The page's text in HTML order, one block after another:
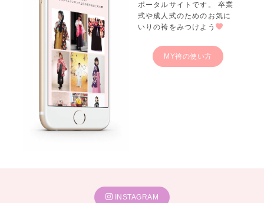
ポータルサイトです。 卒業
式や成人式のためのお気に
いりの袴をみつけよう
MY袴の使い方
INSTAGRAM